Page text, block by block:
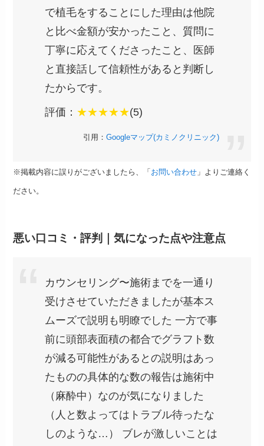
で植毛をすることにした理由は他院
と比べ金額が安かったこと、質問に
丁寧に応えてくださったこと、医師
と直接話して信頼性があると判断し
たからです。
評価： ★★★★★(5)
引用： Googleマップ(カミノクリニック)
※掲載内容に誤りがございましたら、「お問い合わせ 」よりご連絡く
ださい。
悪い口コミ・評判｜気になった点や注意点
カウンセリング〜施術までを一通り
受けさせていただきましたが基本ス
ムーズで説明も明瞭でした 一方で事
前に頭部表面積の都合でグラフト数
が減る可能性があるとの説明はあっ
たものの具体的な数の報告は施術中
（麻酔中）なのが気になりました
（人と数よってはトラブル待ったな
しのような…） ブレが激しいことは